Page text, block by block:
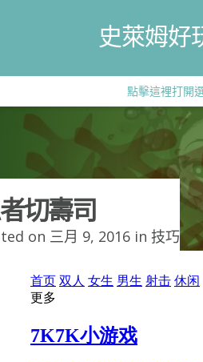
史萊姆好
點擊這裡打開
切壽司
on 三月 9, 2016 in 技巧